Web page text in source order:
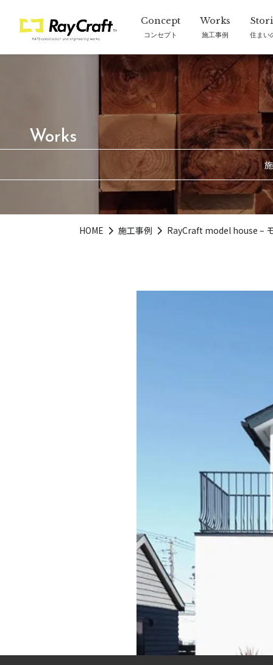
コンセプト 施工事例 住まい
HOME 施工事例 RayCraft model house –